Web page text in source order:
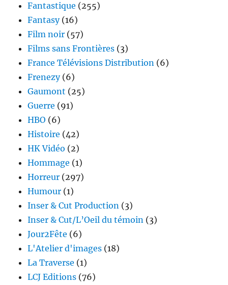
Fantastique (255)
Fantasy(16)
Film noir (57)
Films sans Frontières (3)
France Télévisions Distribution (6)
Frenezy(6)
Gaumont (25)
Guerre (91)
HBO (6)
Histoire (42)
HK Vidéo (2)
Hommage (1)
Horreur (297)
Humour (1)
Inser & Cut Production (3)
Inser & Cut/L’Oeil du témoin (3)
Jour2Fête (6)
L'Atelier d'images (18)
La Traverse (1)
LCJ Editions (76)